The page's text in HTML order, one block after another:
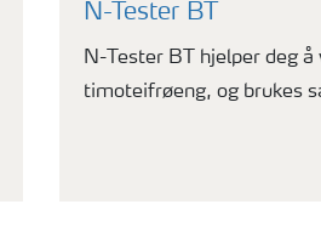
N-Tester BT
N-Tester BT hjelper deg
timoteifrøeng, og brukes